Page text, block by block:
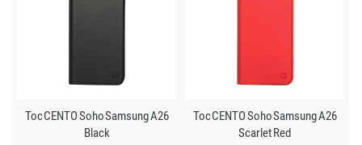
Toc CENTO Soho Samsung A26
Black
Toc CENTO Soho Samsung A26
Scarlet Red